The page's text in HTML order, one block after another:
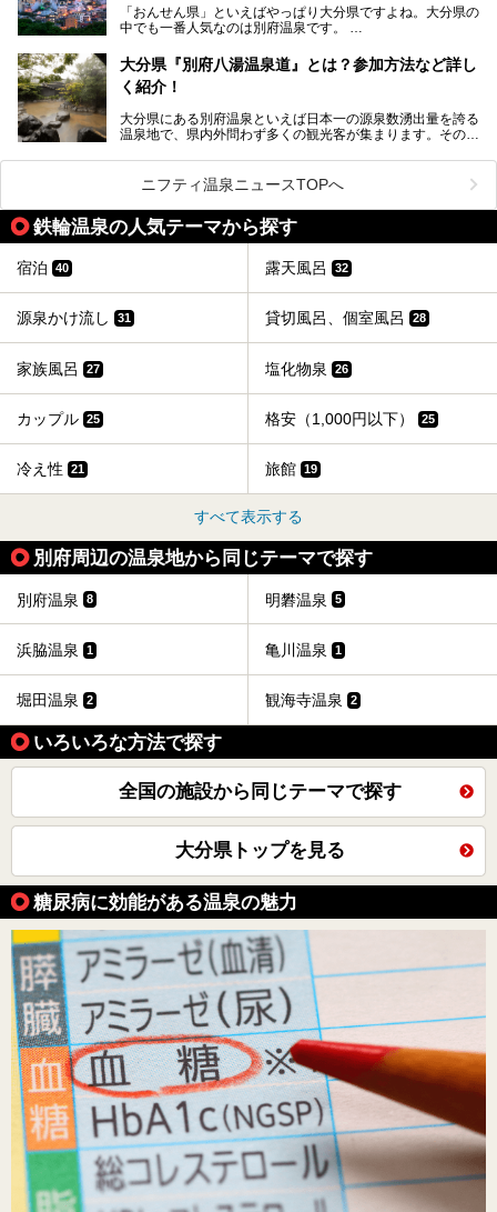
な市営温泉をまとめました。
Let’s go to Hell !
「おんせん県」といえばやっぱり大分県ですよね。大分県の
中でも一番人気なのは別府温泉です。
中いても飽きません。
普通に温泉に浸かる以外にも、別府地獄巡りや砂湯などは有
名ですよね。
別府温泉は共同湯も多く、家庭やマンションにも温泉を引い
ている所もあります。
あるんです。
これを読んで別府温泉巡りの参考になればと思います。
大分県『別府八湯温泉道』とは？参加方法など詳し
く紹介！
大分県にある別府温泉といえば日本一の源泉数湧出量を誇る
温泉地で、県内外問わず多くの観光客が集まります。その別
八湯温泉道とは別府八湯を巡る体験型イベントで、施設を回
って88ヶ所のスタンプを集めて温泉名人の認定を目指すと
いうものです。
別府には朝早くから夜遅くまでやっている地元に根付いた銭
湯や、日帰りのみの大きな施設など様々な形態の温泉があり
ます。泉質も数多くなるので、好きな温泉から巡って温泉名
人を目指してみてはいかがでしょうか？
ニフティ温泉ニュースTOPへ
鉄輪温泉の人気テーマから探す
宿泊 40 露天風呂 32
源泉かけ流し 31 貸切風呂、個室風呂 28
家族風呂 27 塩化物泉 26
カップル 25 格安（1,000円以下） 25
冷え性 21 旅館 19
すべて表示する
別府周辺の温泉地から同じテーマで探す
別府温泉 8 明礬温泉 5
浜脇温泉 1 亀川温泉 1
堀田温泉 2 観海寺温泉 2
いろいろな方法で探す
全国の施設から同じテーマで探す
大分県トップを見る
糖尿病に効能がある温泉の魅力